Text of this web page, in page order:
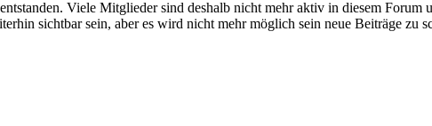
Viele Mitglieder sind deshalb nicht mehr aktiv in diesem Forum
sichtbar sein, aber es wird nicht mehr möglich sein neue Beiträge zu